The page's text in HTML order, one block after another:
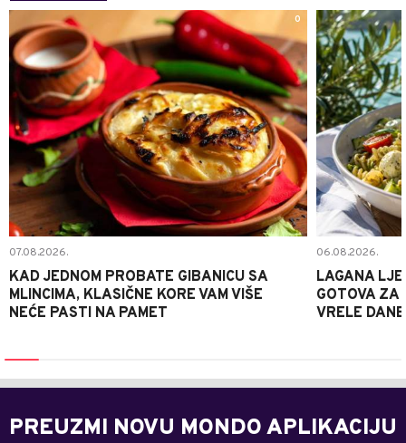
0
07.08.2026.
KAD JEDNOM PROBATE GIBANICU SA
MLINCIMA, KLASIČNE KORE VAM VIŠE
NEĆE PASTI NA PAMET
06.08.2026.
LAGANA
GOTOVA ZA
VRELE DANE
PREUZMI NOVU MONDO APLIKACIJU